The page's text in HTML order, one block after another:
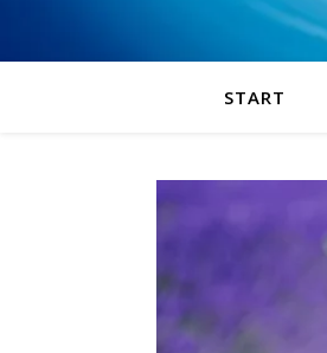
START